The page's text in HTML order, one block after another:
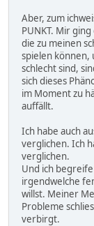
Aber, zum
PUNKT. Mir
die zu meinen
spielen können,
schlecht sind,
sich dieses
im Moment zu
auffällt.
Ich habe auch
verglichen. Ich
verglichen.
Und ich
irgendwelche
willst. Meiner
Probleme
verbirgt.